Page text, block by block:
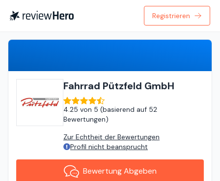
Registrieren
Fahrrad Pützfeld GmbH
4.25 von 5 (basierend auf 52
Bewertungen)
Zur Echtheit der Bewertungen
Profil nicht beansprucht
Bewertung Abgeben